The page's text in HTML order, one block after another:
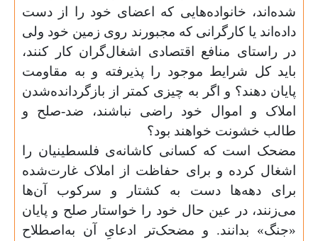
شده‌اند، خانواده‌هایی که اعضای خود را از دست
داده‌اند یا کارگرانی که مجبورند روی زمین‌ خود ولی
در راستای منافع اقتصادی اشغال‌گران کار کنند،
باید کل شرایط موجود را پذیرفته و به مقاومت
پایان دهند؟ و اگر به چیزی کمتر از بازگردانده‌شدن
املاک و اموال خود راضی نباشند،‌ ضد-صلح و
طالب خشونت خواهند بود؟
مضحک است که کسانی کاشانه‌ی فلسطینیان را
اشغال کرده و برای حفاظت از املاک غارت‌شده
برای دهه‌ها دست به کشتار و سرکوب آن‌ها
می‌زنند، در عین حال خود را خواستار صلح و پایان
«جنگ» بدانند. و مضحک‌تر ادعایِ آن به‌اصطلاح